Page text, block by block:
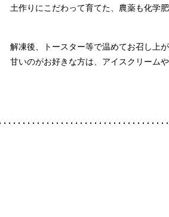
土作りにこだわって育てた、農薬も化学
解凍後、トースター等で温めてお召し上が
甘いのがお好きな方は、アイスクリーム